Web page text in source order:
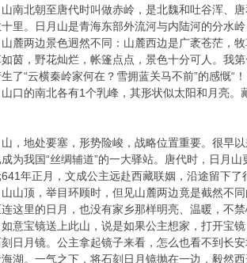
山南北朝至唐代时叫做赤岭，是北魏和吐谷浑、
里。日月山是青海东部外流河与内陆河的分水
山麓两边景色迥然不同：山麓西边是广袤苍茫，
茵，野花灿烂，帐篷点点，景色十分可人。我
生了“云横秦岭家何在？雪拥蓝关马不前”的感慨“！
山口的南北各有1个乳峰，其形状似太阳和月亮。
山，地处要塞，形势险峻，战略位置重要。很早
为我国“丝绸辅道”的一大驿站。唐代时，日月山
年正月，文成公主远赴西藏联姻，沿途留下
山山顶，举目环顾时，但见山麓两边竟是截然不
这里的日月，也没有家乡那样明亮、温暖，不
如意宝镜送上此山，说是如果公主想家，打开宝
刻日月镜。公主拿起镜子来看，怎么也看不到长
湖。一气之下，将石刻日月镜抛在一边，毅然